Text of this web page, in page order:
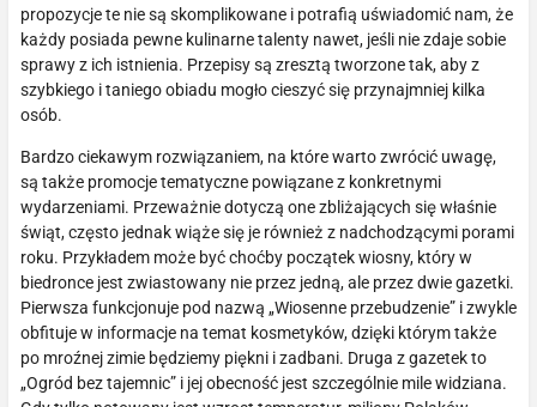
propozycje te nie są skomplikowane i potrafią uświadomić nam, że
każdy posiada pewne kulinarne talenty nawet, jeśli nie zdaje sobie
sprawy z ich istnienia. Przepisy są zresztą tworzone tak, aby z
szybkiego i taniego obiadu mogło cieszyć się przynajmniej kilka
osób.
Bardzo ciekawym rozwiązaniem, na które warto zwrócić uwagę,
są także promocje tematyczne powiązane z konkretnymi
wydarzeniami. Przeważnie dotyczą one zbliżających się właśnie
świąt, często jednak wiąże się je również z nadchodzącymi porami
roku. Przykładem może być choćby początek wiosny, który w
biedronce jest zwiastowany nie przez jedną, ale przez dwie gazetki.
Pierwsza funkcjonuje pod nazwą „Wiosenne przebudzenie” i zwykle
obfituje w informacje na temat kosmetyków, dzięki którym także
po mroźnej zimie będziemy piękni i zadbani. Druga z gazetek to
„Ogród bez tajemnic” i jej obecność jest szczególnie mile widziana.